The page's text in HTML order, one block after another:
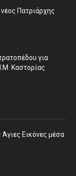
Πατριάρχης
για
Καστορίας
Άγιες Εικόνες μέσα